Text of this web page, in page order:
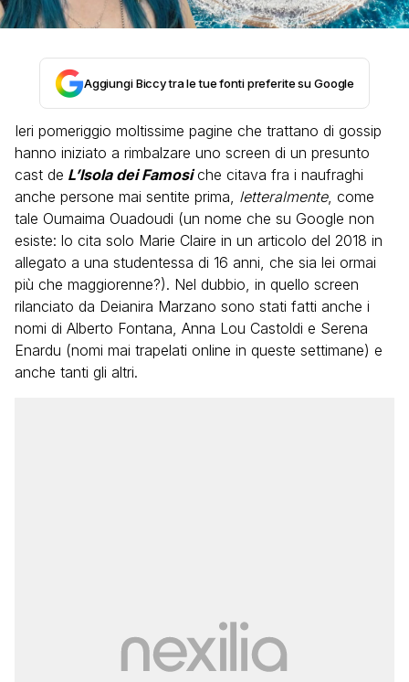
Aggiungi Biccy tra le tue fonti preferite su Google
Ieri pomeriggio moltissime pagine che trattano di gossip
hanno iniziato a rimbalzare uno screen di un presunto
cast de L’Isola dei Famosiche citava fra i naufraghi
anche persone mai sentite prima, letteralmente, come
tale Oumaima Ouadoudi (un nome che su Google non
esiste: lo cita solo Marie Claire in un articolo del 2018 in
allegato a una studentessa di 16 anni, che sia lei ormai
più che maggiorenne?). Nel dubbio, in quello screen
rilanciato da Deianira Marzano sono stati fatti anche i
nomi di Alberto Fontana, Anna Lou Castoldi e Serena
Enardu (nomi mai trapelati online in queste settimane) e
anche tanti gli altri.